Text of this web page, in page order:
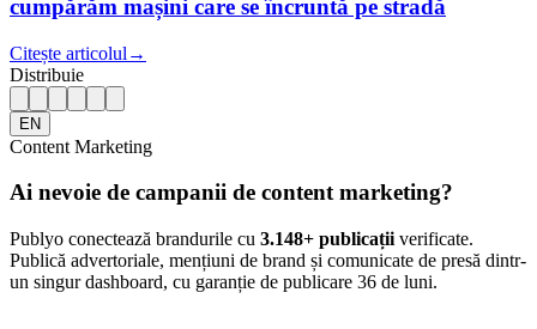
cumpărăm mașini care se încruntă pe stradă
Citește articolul →
Distribuie
EN
Content Marketing
Ai nevoie de campanii de content marketing?
Publyo conectează brandurile cu 3.148+ publicații verificate.
Publică advertoriale, mențiuni de brand și comunicate de presă dintr-
un singur dashboard, cu garanție de publicare 36 de luni.